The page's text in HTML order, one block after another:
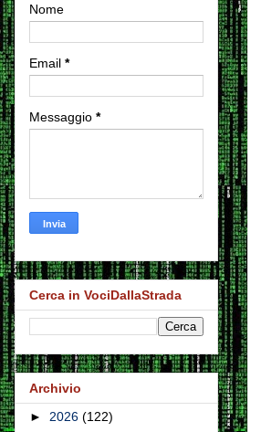
Nome
Email *
Messaggio *
Cerca in VociDallaStrada
Archivio
► 2026 (122)